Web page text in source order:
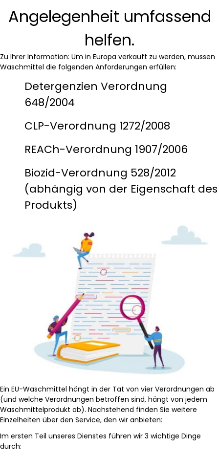
Angelegenheit umfassend
helfen.
Zu Ihrer Information: Um in Europa verkauft zu werden, müssen
Waschmittel die folgenden Anforderungen erfüllen:
Detergenzien Verordnung
648/2004
CLP-Verordnung 1272/2008
REACh-Verordnung 1907/2006
Biozid-Verordnung 528/2012
(abhängig von der Eigenschaft des
Produkts)
Ein EU-Waschmittel hängt in der Tat von vier Verordnungen ab
(und welche Verordnungen betroffen sind, hängt von jedem
Waschmittelprodukt ab). Nachstehend finden Sie weitere
Einzelheiten über den Service, den wir anbieten:
Im ersten Teil unseres Dienstes führen wir 3 wichtige Dinge
durch: